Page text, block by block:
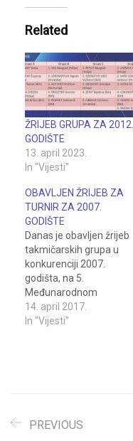
Related
ŽRIJEB GRUPA ZA 2012.
GODIŠTE
13. april 2023.
In "Vijesti"
OBAVLJEN ŽRIJEB ZA
TURNIR ZA 2007.
GODIŠTE
Danas je obavljen žrijeb
takmičarskih grupa u
konkurenciji 2007.
godišta, na 5.
Međunarodnom
fudbalskom turniru "Bulls
cup Pelagićevo 2017",
16. do 18. juna 2017.
14. april 2017.
In "Vijesti"
PREVIOUS